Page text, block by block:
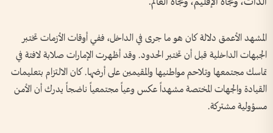
المشهد الأعمق دلالة كان هو ما جرى في الداخل، ففي أوقات الأزمات تختبر
الجبهات الداخلية قبل أن تختبر الحدود. وقد أظهرت الإمارات صلابة لافتة في
تماسك مجتمعها وتلاحم مواطنيها والمقيمين على أرضها. كان الالتزام بتعليمات
القيادة والجهات المختصة مشهداً عكس وعياً مجتمعياً ناضجاً يدرك أن الأمن
مسؤولية مشتركة.